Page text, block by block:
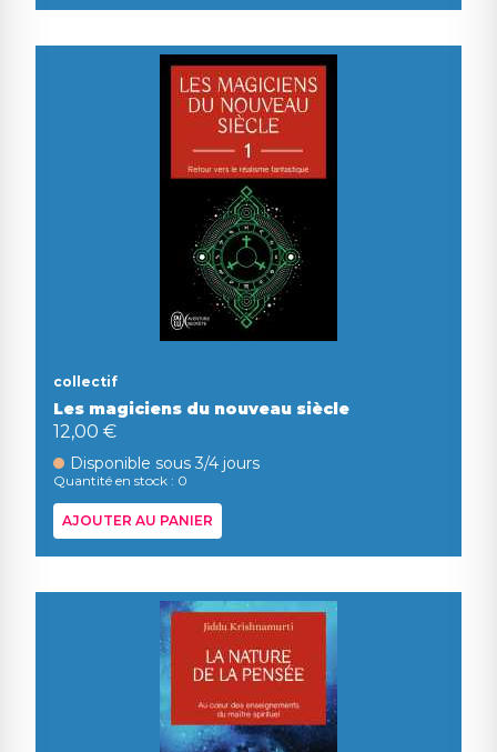
collectif
Les magiciens du nouveau siècle
12,00 €
Disponible sous 3/4 jours
Quantité en stock : 0
AJOUTER AU PANIER